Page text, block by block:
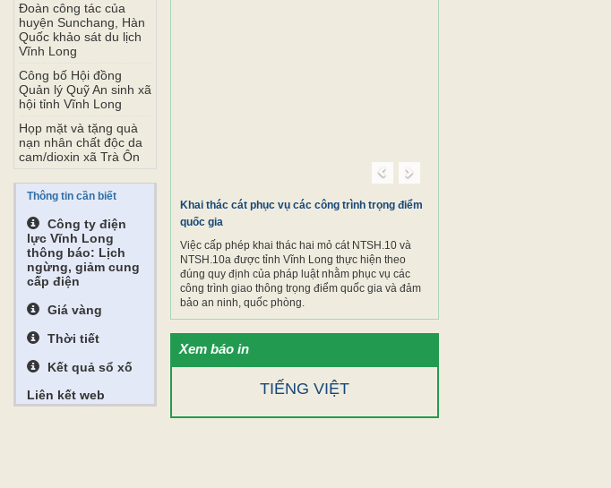
Đoàn công tác của
huyện Sunchang, Hàn
Quốc khảo sát du lịch
Vĩnh Long
Công bố Hội đồng
Quản lý Quỹ An sinh xã
hội tỉnh Vĩnh Long
Họp mặt và tặng quà
nạn nhân chất độc da
cam/dioxin xã Trà Ôn
Thông tin cần biết
Công ty điện
lực Vĩnh Long
thông báo: Lịch
ngừng, giảm cung
cấp điện
Giá vàng
Thời tiết
Kết quả sổ xố
Liên kết web
Khai thác cát phục vụ các công trình trọng điểm
quốc gia
Việc cấp phép khai thác hai mỏ cát NTSH.10 và
NTSH.10a được tỉnh Vĩnh Long thực hiện theo
đúng quy định của pháp luật nhằm phục vụ các
công trình giao thông trọng điểm quốc gia và đảm
bảo an ninh, quốc phòng.
Previous
Xem báo in
TIẾNG VIỆT